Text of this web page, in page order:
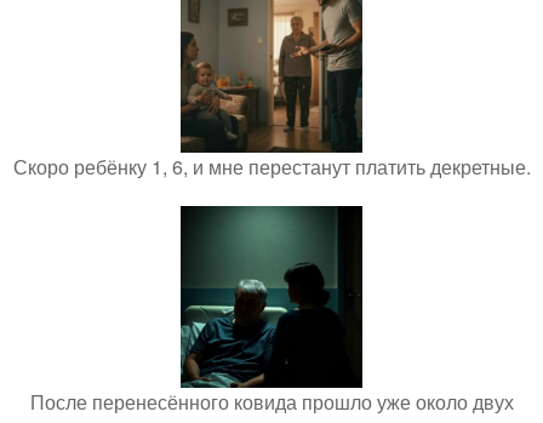
Скоро ребёнку 1, 6, и мне перестанут платить декретные.
После перенесённого ковида прошло уже около двух